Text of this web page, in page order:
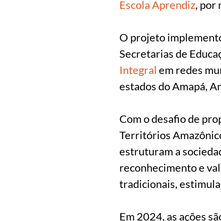
Escola Aprendiz, por
O projeto
Secretarias de
Integral em redes
estados do Amapá,
Com o desafio de
Territórios
estruturam a
reconhecimento e
tradicionais,
Em 2024, as ações